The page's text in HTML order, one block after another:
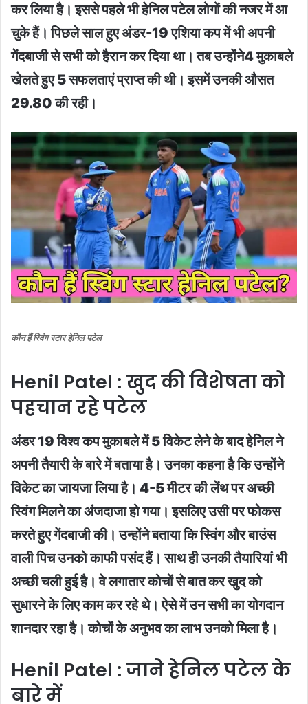
कर लिया है। इससे पहले भी हेनिल पटेल लोगों की नजर में आ
चुके हैं। पिछले साल हुए अंडर-19 एशिया कप में भी अपनी
गेंदबाजी से सभी को हैरान कर दिया था। तब उन्होंने4 मुकाबले
खेलते हुए 5 सफलताएं प्राप्‍त की थी। इसमें उनकी औसत
29.80 की रही।
कौन हैं स्विंग स्टार हेनिल पटेल
Henil Patel : खुद की विशेषता को
पहचान रहे पटेल
अंडर 19 विश्व कप मुकाबले में 5 विकेट लेने के बाद हेनिल ने
अपनी तैयारी के बारे में बताया है। उनका कहना है कि उन्होंने
विकेट का जायजा लिया है। 4-5 मीटर की लेंथ पर अच्छी
स्विंग मिलने का अंजदाजा हो गया। इसलिए उसी पर फोकस
करते हुए गेंदबाजी की। उन्होंने बताया कि स्विंग और बाउंस
वाली पिच उनको काफी पसंद हैं। साथ ही उनकी तैयारियां भी
अच्छी चली हुई है। वे लगातार कोचों से बात कर खुद को
सुधारने के लिए काम कर रहे थे। ऐसे में उन सभी का योगदान
शानदार रहा है। कोचों के अनुभव का लाभ उनको मिला है।
Henil Patel : जाने हेनिल पटेल के
बारे में